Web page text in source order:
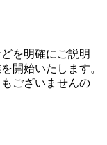
を明確にご説明
開始いたします。
ございませんの